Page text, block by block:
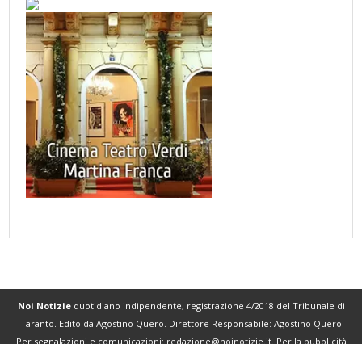
Noi Notiziequotidiano indipendente, registrazione 4/2018 del Tribunale di
Taranto. Edito da Agostino Quero. Direttore Responsabile: Agostino Quero
Per segnalazioni e comunicazioni: redazione@noinotizie.it. Per la pubblicità